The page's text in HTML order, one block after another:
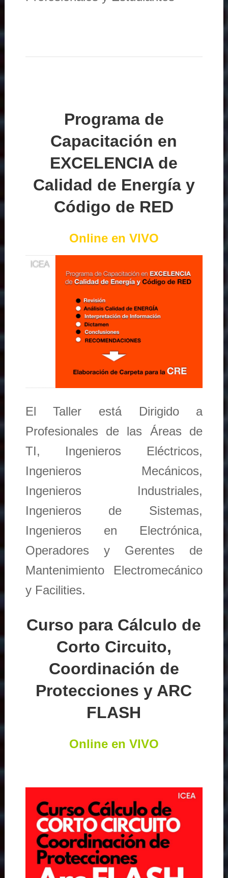
Programa de
Capacitación en
EXCELENCIA de
Calidad de Energía y
Código de RED
Online en VIVO
El Taller está Dirigido a
Profesionales de las Áreas de
TI, Ingenieros Eléctricos,
Ingenieros Mecánicos,
Ingenieros Industriales,
Ingenieros de Sistemas,
Ingenieros en Electrónica,
Operadores y Gerentes de
Mantenimiento Electromecánico
y Facilities.
Curso para Cálculo de
Corto Circuito,
Coordinación de
Protecciones y ARC
FLASH
Online en VIVO